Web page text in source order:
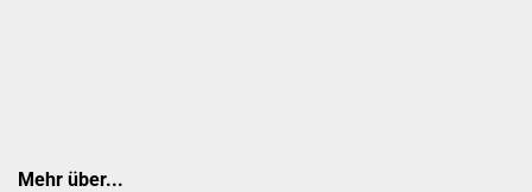
Mehr über...